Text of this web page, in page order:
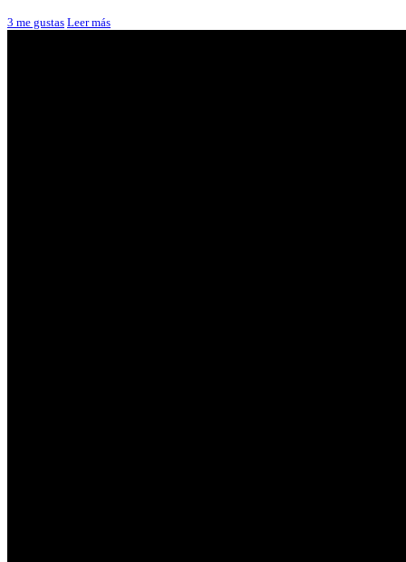
3 me gustas Leer más